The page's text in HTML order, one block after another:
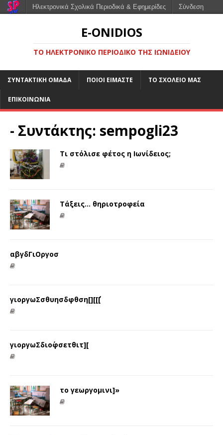
E-ONIDIOS
ΤΟ ΗΛΕΚΤΡΟΝΙΚΌ ΠΕΡΙΟΔΙΚΌ ΤΗΣ ΙΩΝΙΔΕΊΟΥ
ΣΥΝΤΑΚΤΙΚΉ ΟΜΆΔΑ ΠΟΙΟΙ ΕΊΜΑΣΤΕ ΤΟ ΣΧΟΛΕΊΟ ΜΑΣ
ΕΠΙΚΟΙΝΩΝΊΑ
- Συντάκτης: sempogli23
Τι στόλισε φέτος η Ιωνίδειος;
Τάξεις… θηριοτροφεία
αβγδΓιΟργοσ
γιοργωΣσθυησδφθση[][[΄΄[
γιοργωΣδιο΄φσετθιτ][
το γεωργομινι]»
Ηλεκτρονικά Σχολικά Περιοδικά & Εφημερίδες Σύνδεση